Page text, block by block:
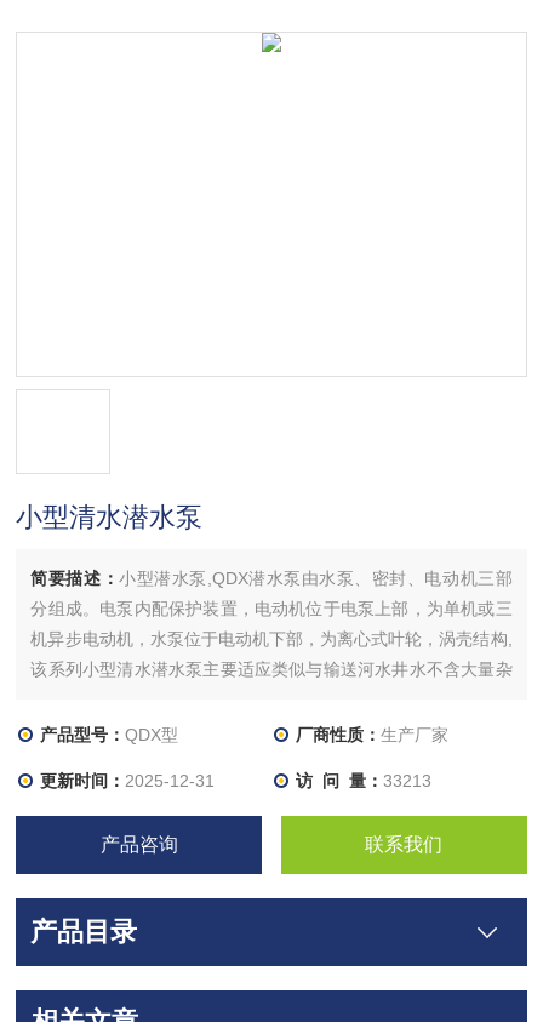
小型清水潜水泵
简要描述：小型潜水泵,QDX潜水泵由水泵、密封、电动机三部
分组成。电泵内配保护装置，电动机位于电泵上部，为单机或三
机异步电动机，水泵位于电动机下部，为离心式叶轮，涡壳结构,
该系列小型清水潜水泵主要适应类似与输送河水井水不含大量杂
产品型号：QDX型 厂商性质： 生产厂家
更新时间： 2025-12-31 访 问 量： 33213
产品咨询 联系我们
产品目录